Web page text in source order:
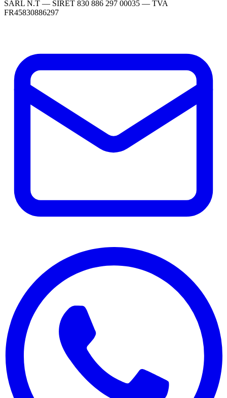
SARL N.T — SIRET 830 886 297 00035 — TVA
FR45830886297